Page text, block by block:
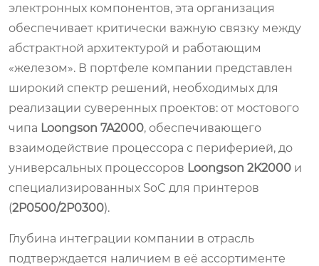
электронных компонентов, эта организация
обеспечивает критически важную связку между
абстрактной архитектурой и работающим
«железом». В портфеле компании представлен
широкий спектр решений, необходимых для
реализации суверенных проектов: от мостового
чипа Loongson 7A2000, обеспечивающего
взаимодействие процессора с периферией, до
универсальных процессоров Loongson 2K2000 и
специализированных SoC для принтеров
(2P0500/2P0300).
Глубина интеграции компании в отрасль
подтверждается наличием в её ассортименте